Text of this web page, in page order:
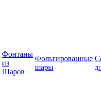
Фонтаны
из
Шаров
Фольгированные
шары